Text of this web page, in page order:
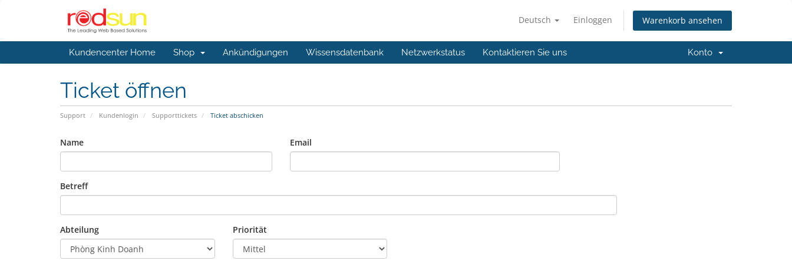
Deutsch Einloggen Warenkorb ansehen
Kundencenter Home Shop Ankündigungen Wissensdatenbank Netzwerkstatus Kontaktieren Sie uns Konto
Ticket öffnen
Support Kundenlogin Supporttickets Ticket abschicken
Name Email
Betreff
Abteilung Priorität